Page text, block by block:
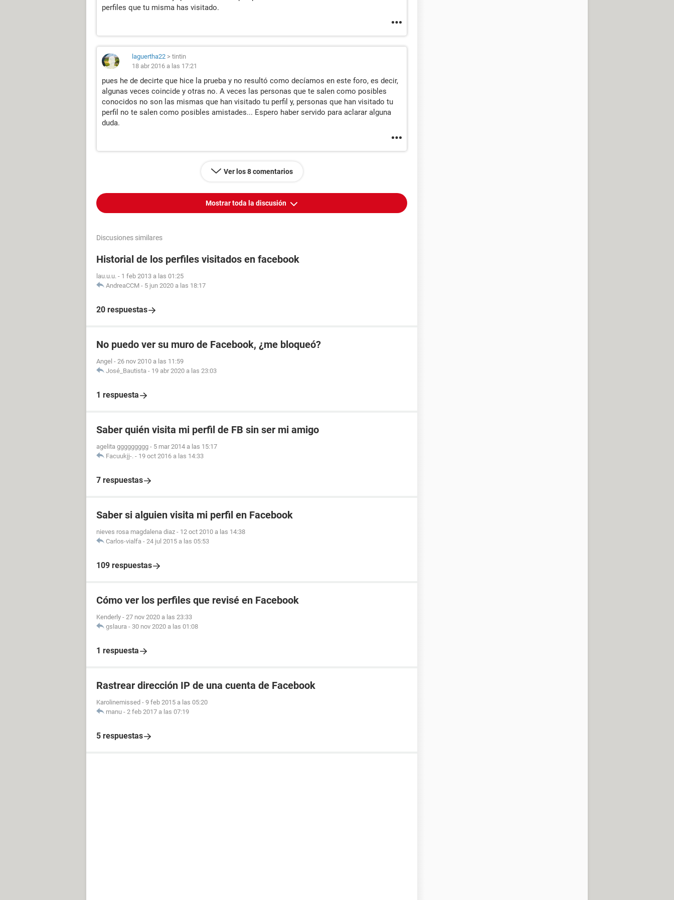
perfiles que tu misma has visitado.
laguertha22 > tintin
18 abr 2016 a las 17:21
pues he de decirte que hice la prueba y no resultó como decíamos en este foro, es decir,
algunas veces coincide y otras no. A veces las personas que te salen como posibles
conocidos no son las mismas que han visitado tu perfil y, personas que han visitado tu
perfil no te salen como posibles amistades... Espero haber servido para aclarar alguna
duda.
Ver los 8 comentarios
Mostrar toda la discusión
Discusiones similares
Historial de los perfiles visitados en facebook
lau.u.u. - 1 feb 2013 a las 01:25
AndreaCCM - 5 jun 2020 a las 18:17
20 respuestas
No puedo ver su muro de Facebook, ¿me bloqueó?
Angel - 26 nov 2010 a las 11:59
José_Bautista - 19 abr 2020 a las 23:03
1 respuesta
Saber quién visita mi perfil de FB sin ser mi amigo
agelita ggggggggg - 5 mar 2014 a las 15:17
Facuukjj-. - 19 oct 2016 a las 14:33
7 respuestas
Saber si alguien visita mi perfil en Facebook
nieves rosa magdalena diaz - 12 oct 2010 a las 14:38
Carlos-vialfa - 24 jul 2015 a las 05:53
109 respuestas
Cómo ver los perfiles que revisé en Facebook
Kenderly - 27 nov 2020 a las 23:33
gslaura - 30 nov 2020 a las 01:08
1 respuesta
Rastrear dirección IP de una cuenta de Facebook
Karolinemissed - 9 feb 2015 a las 05:20
manu - 2 feb 2017 a las 07:19
5 respuestas